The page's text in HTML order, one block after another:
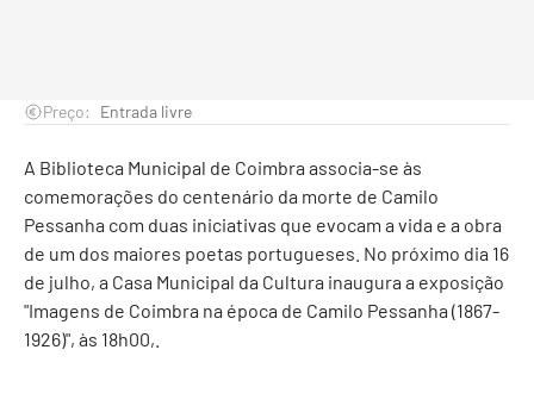
Preço: Entrada livre
A Biblioteca Municipal de Coimbra associa-se às
comemorações do centenário da morte de Camilo
Pessanha com duas iniciativas que evocam a vida e a obra
de um dos maiores poetas portugueses. No próximo dia 16
de julho, a Casa Municipal da Cultura inaugura a exposição
"Imagens de Coimbra na época de Camilo Pessanha (1867-
1926)", às 18h00,.